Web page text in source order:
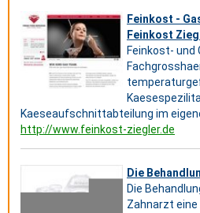
Feinkost -
Feinkost
Feinkost- und
Kaeseaufschnittabteilung im
http://www.feinkost-ziegler.de
Die
Die
Zahnarzt eine